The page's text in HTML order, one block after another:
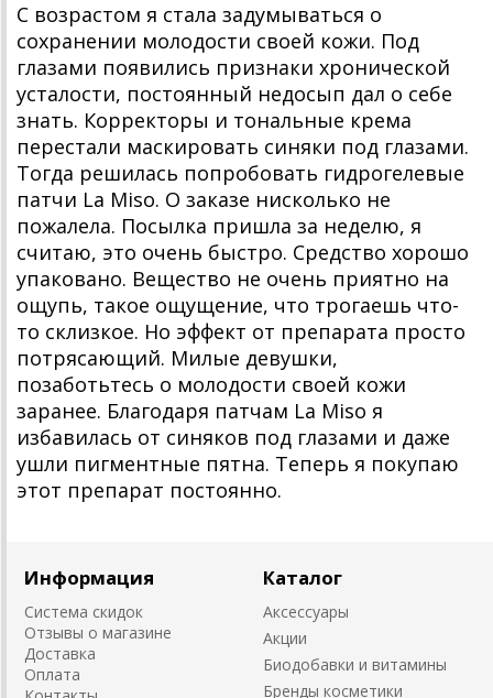
С возрастом я стала задумываться о
сохранении молодости своей кожи. Под
глазами появились признаки хронической
усталости, постоянный недосып дал о себе
знать. Корректоры и тональные крема
перестали маскировать синяки под глазами.
Тогда решилась попробовать гидрогелевые
патчи La Miso. О заказе нисколько не
пожалела. Посылка пришла за неделю, я
считаю, это очень быстро. Средство хорошо
упаковано. Вещество не очень приятно на
ощупь, такое ощущение, что трогаешь что-
то склизкое. Но эффект от препарата просто
потрясающий. Милые девушки,
позаботьтесь о молодости своей кожи
заранее. Благодаря патчам La Miso я
избавилась от синяков под глазами и даже
ушли пигментные пятна. Теперь я покупаю
этот препарат постоянно.
Информация
Система скидок
Отзывы о магазине
Доставка
Оплата
Каталог
Аксессуары
Акции
Биодобавки и витамины
Бренды косметики